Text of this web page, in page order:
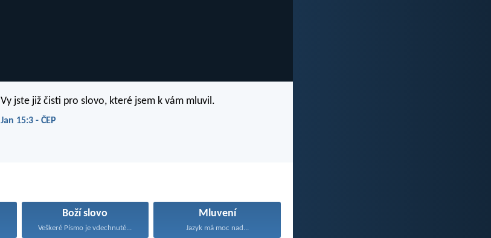
Vy jste již čisti pro slovo, které jsem k vám mluvil.
Jan 15:3 - ČEP
Boží slovo
Veškeré Písmo je vdechnuté...
Mluvení
Jazyk má moc nad...